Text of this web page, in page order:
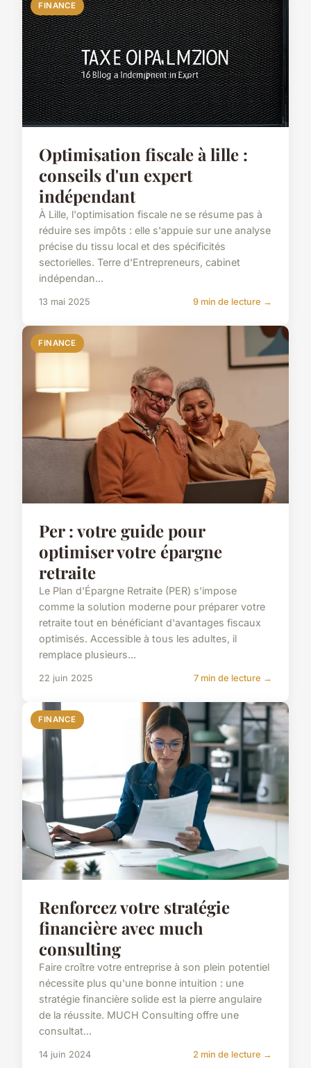
FINANCE
Optimisation fiscale à lille :
conseils d'un expert
indépendant
À Lille, l'optimisation fiscale ne se résume pas à
réduire ses impôts : elle s'appuie sur une analyse
précise du tissu local et des spécificités
sectorielles. Terre d'Entrepreneurs, cabinet
indépendan...
13 mai 2025 9 min de lecture →
FINANCE
Per : votre guide pour
optimiser votre épargne
retraite
Le Plan d'Épargne Retraite (PER) s'impose
comme la solution moderne pour préparer votre
retraite tout en bénéficiant d'avantages fiscaux
optimisés. Accessible à tous les adultes, il
remplace plusieurs...
22 juin 2025 7 min de lecture →
FINANCE
Renforcez votre stratégie
financière avec much
consulting
Faire croître votre entreprise à son plein potentiel
nécessite plus qu'une bonne intuition : une
stratégie financière solide est la pierre angulaire
de la réussite. MUCH Consulting offre une
consultat...
14 juin 2024 2 min de lecture →